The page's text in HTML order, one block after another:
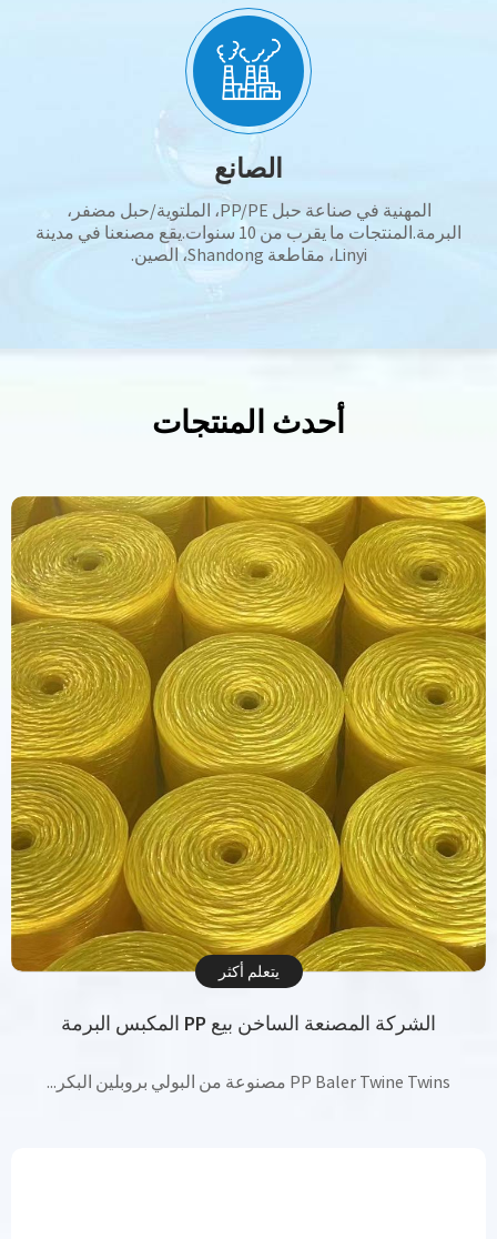
الصانع
المهنية في صناعة حبل PP/PE، الملتوية/حبل مضفر،
البرمة.المنتجات ما يقرب من 10 سنوات.يقع مصنعنا في مدينة
Linyi، مقاطعة Shandong، الصين.
أحدث المنتجات
الشركة المصنعة الساخن بيع PP المكبس البرمة
PP Baler Twine Twins مصنوعة من البولي بروبلين البكر...
يتعلم أكثر